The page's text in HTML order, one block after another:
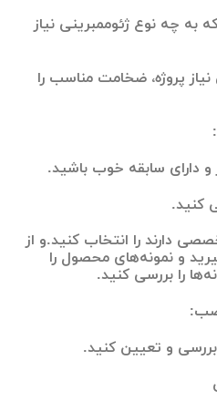
به چه نوع ژئوممبرینی نیاز
پروژه، ضخامت مناسب را
و دارای سابقه خوب باشید.
کنید.
دارند را انتخاب کنید.و از
و نمونه‌های محصول را
را بررسی کنید.
و تعیین کنید.